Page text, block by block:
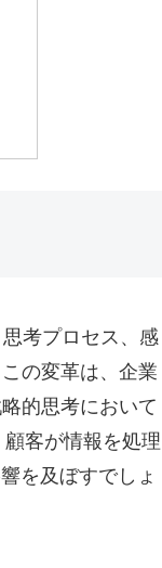
考プロセス、感
の変革は、企業
的思考において
客が情報を処理
を及ぼすでしょ